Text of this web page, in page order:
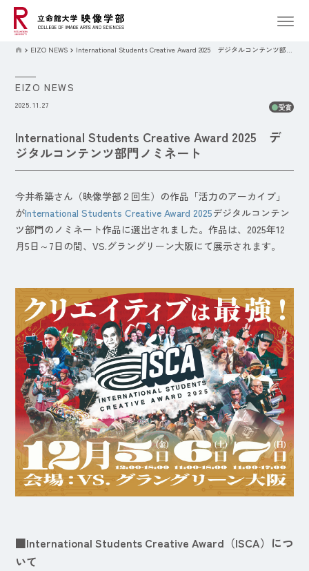
EIZO NEWS International Students Creative Award 2025 デジタルコンテンツ部門ノミネート
EIZO NEWS
2025.11.27 ●受賞
International Students Creative Award 2025 デ
ジタルコンテンツ部門ノミネート
今井希築さん（映像学部２回生）の作品「活力のアーカイブ」
がInternational Students Creative Award 2025デジタルコンテン
ツ部門のノミネート作品に選出されました。作品は、2025年12
月5日～7日の間、VS.グラングリーン大阪にて展示されます。
■International Students Creative Award（ISCA）につ
いて